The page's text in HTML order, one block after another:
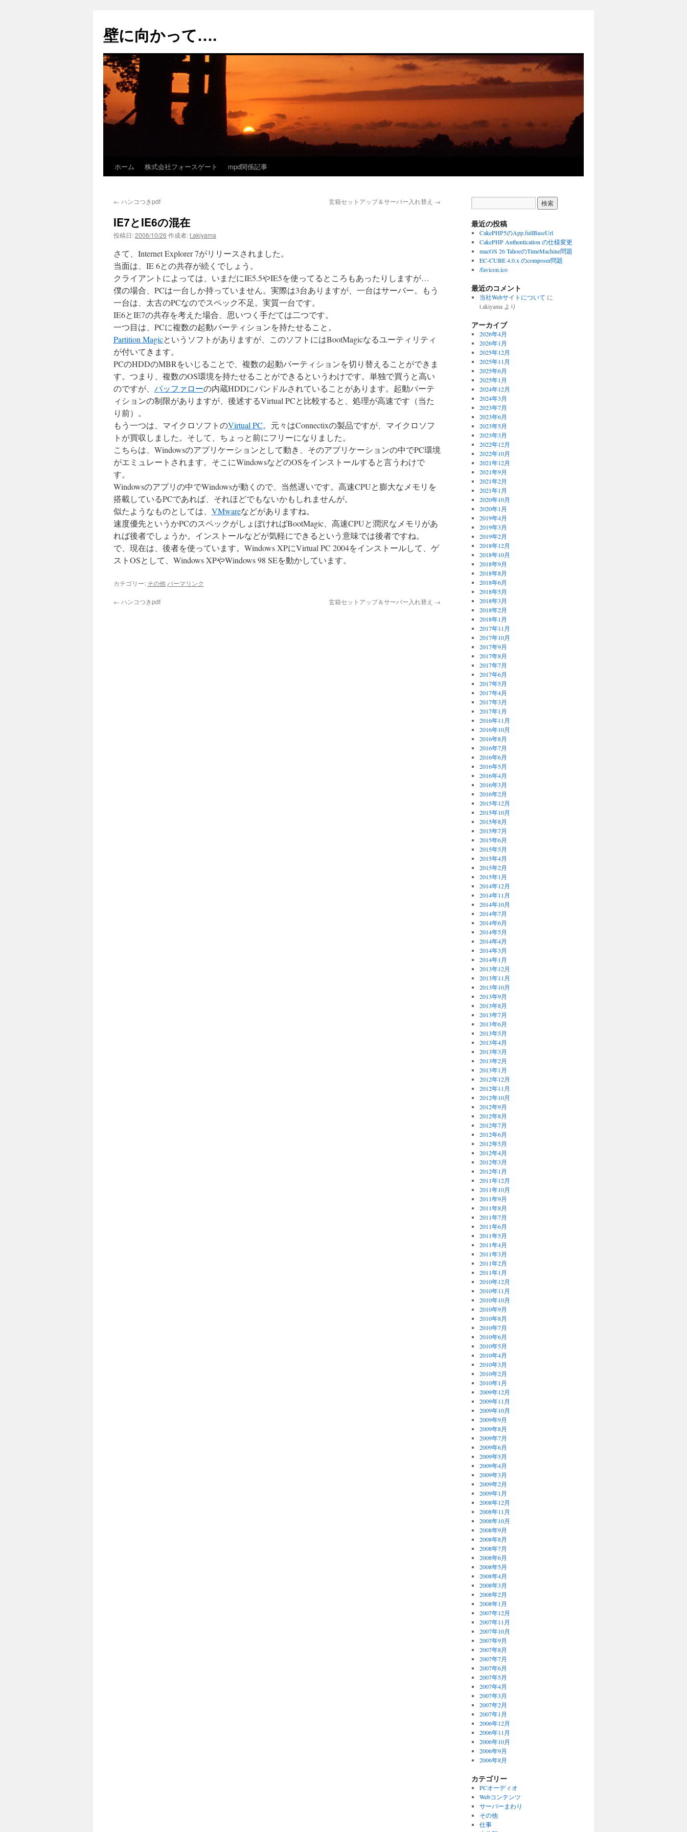
テ
ン
へ
ス
キ
ッ
プ
壁に向かって….
ホーム 株式会社フォースゲート mpd関係記事
← ハンコつきpdf 玄箱セットアップ＆サーバー入れ替え →
IE7とIE6の混在
投稿日:2006/10/26 作成者:t.akiyama
さて、Internet Explorer 7がリリースされました。
当面は、IE 6との共存が続くでしょう。
クライアントによっては、いまだにIE5.5やIE5を使ってるところもあったりしますが…
僕の場合、PCは一台しか持っていません。実際は3台ありますが、一台はサーバー。もう
一台は、太古のPCなのでスペック不足。実質一台です。
IE6とIE7の共存を考えた場合、思いつく手だては二つです。
一つ目は、PCに複数の起動パーティションを持たせること。
Partition Magicというソフトがありますが、このソフトにはBootMagicなるユーティリティ
が付いてきます。
PCのHDDのMBRをいじることで、複数の起動パーティションを切り替えることができま
す。つまり、複数のOS環境を持たせることができるというわけです。単独で買うと高い
のですが、 バッファローの内蔵HDDにバンドルされていることがあります。起動パーテ
ィションの制限がありますが、後述するVirtual PCと比較すると、処理が高速です（当た
り前）。
もう一つは、マイクロソフトのVirtual PC。元々はConnectixの製品ですが、マイクロソフ
トが買収しました。そして、ちょっと前にフリーになりました。
こちらは、Windowsのアプリケーションとして動き、そのアプリケーションの中でPC環境
がエミュレートされます。そこにWindowsなどのOSをインストールすると言うわけで
す。
Windowsのアプリの中でWindowsが動くので、当然遅いです。高速CPUと膨大なメモリを
搭載しているPCであれば、それほどでもないかもしれませんが。
似たようなものとしては、 VMwareなどがありますね。
速度優先というかPCのスペックがしょぼければBootMagic、高速CPUと潤沢なメモリがあ
れば後者でしょうか。インストールなどが気軽にできるという意味では後者ですね。
で、現在は、後者を使っています。Windows XPにVirtual PC 2004をインストールして、ゲ
ストOSとして、Windows XPやWindows 98 SEを動かしています。
カテゴリー: その他 パーマリンク
← ハンコつきpdf 玄箱セットアップ＆サーバー入れ替え →
最近の投稿
CakePHP5のApp.fullBaseUrl
CakePHP Authentication の仕様変更
macOS 26 TahoeのTimeMachine問題
EC-CUBE 4.0.x のcomposer問題
/favicon.ico
最近のコメント
当社Webサイトについて に
t.akiyamaより
アーカイブ
2026年4月
2026年1月
2025年12月
2025年11月
2025年6月
2025年1月
2024年12月
2024年3月
2023年7月
2023年6月
2023年5月
2023年3月
2022年12月
2022年10月
2021年12月
2021年9月
2021年2月
2021年1月
2020年10月
2020年1月
2019年4月
2019年3月
2019年2月
2018年12月
2018年10月
2018年9月
2018年8月
2018年6月
2018年5月
2018年3月
2018年2月
2018年1月
2017年11月
2017年10月
2017年9月
2017年8月
2017年7月
2017年6月
2017年5月
2017年4月
2017年3月
2017年1月
2016年11月
2016年10月
2016年8月
2016年7月
2016年6月
2016年5月
2016年4月
2016年3月
2016年2月
2015年12月
2015年10月
2015年8月
2015年7月
2015年6月
2015年5月
2015年4月
2015年2月
2015年1月
2014年12月
2014年11月
2014年10月
2014年7月
2014年6月
2014年5月
2014年4月
2014年3月
2014年1月
2013年12月
2013年11月
2013年10月
2013年9月
2013年8月
2013年7月
2013年6月
2013年5月
2013年4月
2013年3月
2013年2月
2013年1月
2012年12月
2012年11月
2012年10月
2012年9月
2012年8月
2012年7月
2012年6月
2012年5月
2012年4月
2012年3月
2012年1月
2011年12月
2011年10月
2011年9月
2011年8月
2011年7月
2011年6月
2011年5月
2011年4月
2011年3月
2011年2月
2011年1月
2010年12月
2010年11月
2010年10月
2010年9月
2010年8月
2010年7月
2010年6月
2010年5月
2010年4月
2010年3月
2010年2月
2010年1月
2009年12月
2009年11月
2009年10月
2009年9月
2009年8月
2009年7月
2009年6月
2009年5月
2009年4月
2009年3月
2009年2月
2009年1月
2008年12月
2008年11月
2008年10月
2008年9月
2008年8月
2008年7月
2008年6月
2008年5月
2008年4月
2008年3月
2008年2月
2008年1月
2007年12月
2007年11月
2007年10月
2007年9月
2007年8月
2007年7月
2007年6月
2007年5月
2007年4月
2007年3月
2007年2月
2007年1月
2006年12月
2006年11月
2006年10月
2006年9月
2006年8月
カテゴリー
PCオーディオ
Webコンテンツ
サーバーまわり
その他
仕事